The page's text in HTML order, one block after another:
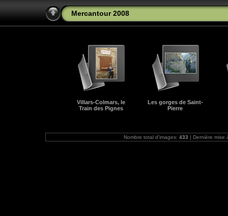
Mercantour 2008
Villars-Colmars, le
Train des Pignes
Les gorges de Saint-
Pierre
Nombre total d'images: 433 | Dernière mise